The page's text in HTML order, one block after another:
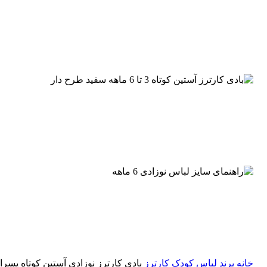
خانه برند لباس کودک کارترز بادی کارترز نوزادی آستین کوتاه پسرانه 6 ماهه سفید